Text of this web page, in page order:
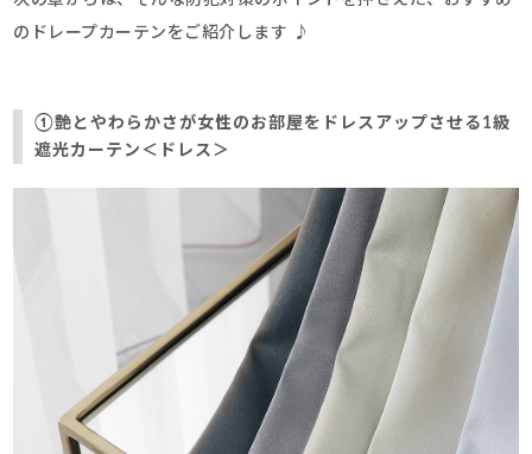
のドレープカーテンをご紹介します ♪
①艶とやわらかさが女性のお部屋をドレスアップさせる1級
遮光カーテン＜ドレス＞